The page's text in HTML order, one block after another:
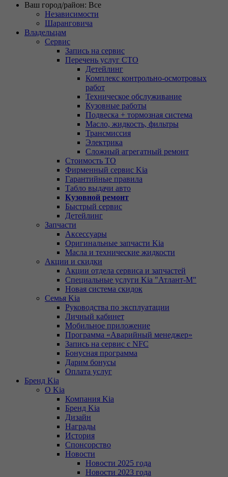
Ваш город/район: Все
Независимости
Шаранговича
Владельцам
Сервис
Запись на сервис
Перечень услуг СТО
Детейлинг
Комплекс контрольно-осмотровых
работ
Техническое обслуживание
Кузовные работы
Подвеска + тормозная система
Масло, жидкость, фильтры
Трансмиссия
Электрика
Сложный агрегатный ремонт
Стоимость ТО
Фирменный сервис Kia
Гарантийные правила
Табло выдачи авто
Кузовной ремонт
Быстрый сервис
Детейлинг
Запчасти
Аксессуары
Оригинальные запчасти Kia
Масла и технические жидкости
Акции и скидки
Акции отдела сервиса и запчастей
Специальные услуги Kia "Атлант-М"
Новая система скидок
Семья Kia
Руководства по эксплуатации
Личный кабинет
Мобильное приложение
Программа «Аварийный менеджер»
Запись на сервис с NFC
Бонусная программа
Дарим бонусы
Оплата услуг
Бренд Kia
О Kia
Компания Kia
Бренд Kia
Дизайн
Награды
История
Спонсорство
Новости
Новости 2025 года
Новости 2023 года